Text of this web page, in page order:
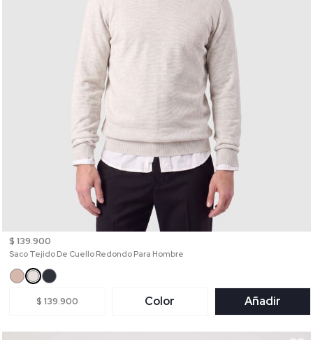
$ 139.900
Saco Tejido De Cuello Redondo Para Hombre
$ 139.900 Color Añadir